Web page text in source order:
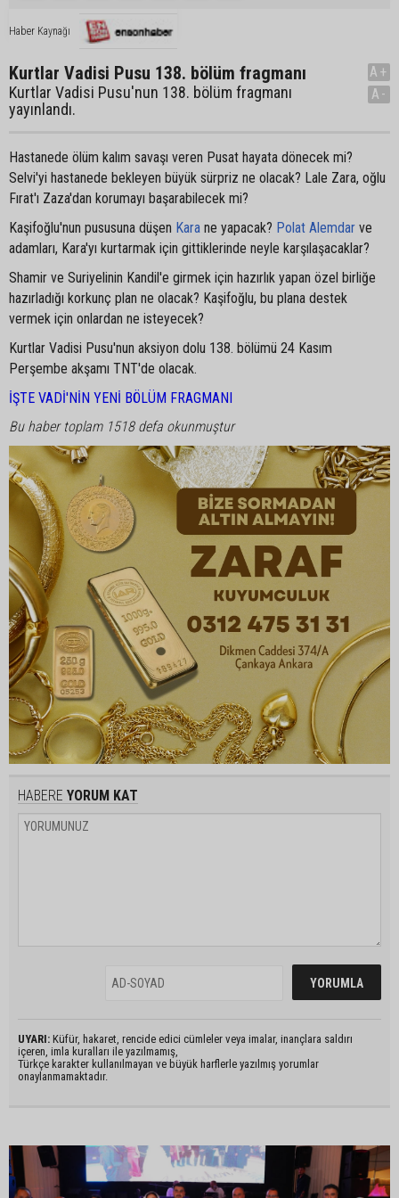
Haber Kaynağı
Kurtlar Vadisi Pusu 138. bölüm fragmanı
Kurtlar Vadisi Pusu'nun 138. bölüm fragmanı
yayınlandı.
A+
A-
Hastanede ölüm kalım savaşı veren Pusat hayata dönecek mi?
Selvi'yi hastanede bekleyen büyük sürpriz ne olacak? Lale Zara, oğlu
Fırat'ı Zaza'dan korumayı başarabilecek mi?
Kaşifoğlu'nun pususuna düşen Kara ne yapacak? Polat Alemdar ve
adamları, Kara'yı kurtarmak için gittiklerinde neyle karşılaşacaklar?
Shamir ve Suriyelinin Kandil'e girmek için hazırlık yapan özel birliğe
hazırladığı korkunç plan ne olacak? Kaşifoğlu, bu plana destek
vermek için onlardan ne isteyecek?
Kurtlar Vadisi Pusu'nun aksiyon dolu 138. bölümü 24 Kasım
Perşembe akşamı TNT'de olacak.
İŞTE VADİ'NİN YENİ BÖLÜM FRAGMANI
Bu haber toplam 1518 defa okunmuştur
HABERE YORUM KAT
UYARI: Küfür, hakaret, rencide edici cümleler veya imalar, inançlara saldırı
içeren, imla kuralları ile yazılmamış,
Türkçe karakter kullanılmayan ve büyük harflerle yazılmış yorumlar
onaylanmamaktadır.